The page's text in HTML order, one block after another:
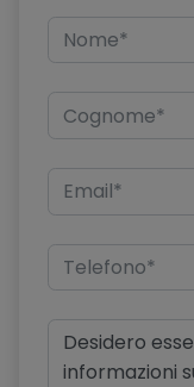
Cruise Control -
Differenziale
Dispositivo di Ausilio
Dispositivo di
diesel
Doppio scarico